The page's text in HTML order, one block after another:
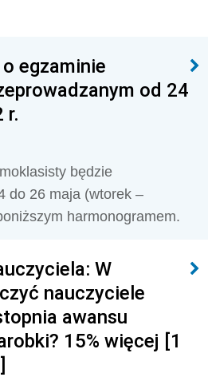
egzaminie
od 24
r.
będzie
do 26 maja (wtorek –
harmonogramem.
W
nauczyciele
awansu
15% więcej [1